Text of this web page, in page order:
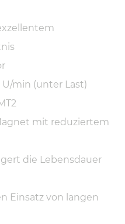
min (unter Last)
mit reduziertem
die Lebensdauer
Einsatz von langen